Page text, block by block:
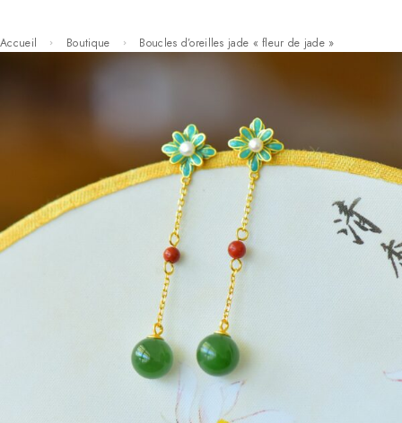
Accueil Boutique Boucles d’oreilles jade « fleur de jade »